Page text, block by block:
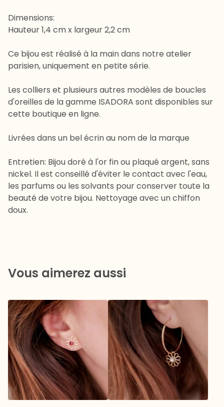
Dimensions:
Hauteur 1,4 cm x largeur 2,2 cm
Ce bijou est réalisé à la main dans notre atelier
parisien, uniquement en petite série.
Les colliers et plusieurs autres modèles de boucles
d'oreilles de la gamme ISADORA sont disponibles sur
cette boutique en ligne.
Livrées dans un bel écrin au nom de la marque
Entretien: Bijou doré à l'or fin ou plaqué argent, sans
nickel. Il est conseillé d'éviter le contact avec l'eau,
les parfums ou les solvants pour conserver toute la
beauté de votre bijou. Nettoyage avec un chiffon
doux.
Vous aimerez aussi